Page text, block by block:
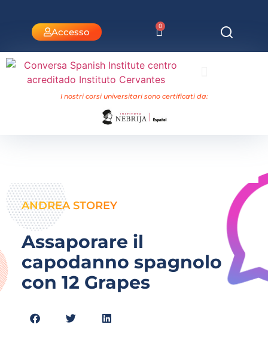
Accesso
0
I nostri corsi universitari sono certificati da:
ANDREA STOREY
Assaporare il
capodanno spagnolo
con 12 Grapes